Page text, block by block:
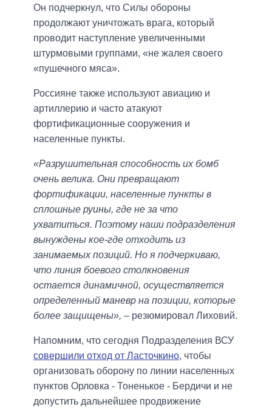
Он подчеркнул, что Силы обороны
продолжают уничтожать врага, который
проводит наступление увеличенными
штурмовыми группами, «не жалея своего
«пушечного мяса».
Россияне также используют авиацию и
артиллерию и часто атакуют
фортификационные сооружения и
населенные пункты.
«Разрушительная способность их бомб
очень велика. Они превращают
фортификации, населенные пункты в
сплошные руины, где не за что
ухватиться. Поэтому наши подразделения
вынуждены кое-где отходить из
занимаемых позиций. Но я подчеркиваю,
что линия боевого столкновения
остается динамичной, осуществляется
определенный маневр на позиции, которые
более защищены», – резюмировал Лиховий.
Напомним, что сегодня Подразделения ВСУ
совершили отход от Ласточкино, чтобы
организовать оборону по линии населенных
пунктов Орловка - Тоненькое - Бердичи и не
допустить дальнейшее продвижение